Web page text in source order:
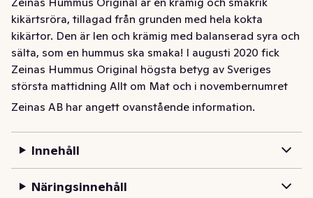
kikärtsröra, tillagad från grunden med hela kokta
kikärtor. Den är len och krämig med balanserad syra och
sälta, som en hummus ska smaka! I augusti 2020 fick
Zeinas Hummus Original högsta betyg av Sveriges
största mattidning Allt om Mat och i novembernumret
samma år fick produkten utmärkelsen ”Bäst i test”av
Hummus är en favorit på mezebordet, men passar även
utmärkt till falafel såväl som på hamburgaren. Servera
gärna tillsammans med Zeinas övriga hummus,
muhammara och falafel.
Zeinas AB har angett ovanstående information.
Innehåll
Näringsinnehåll